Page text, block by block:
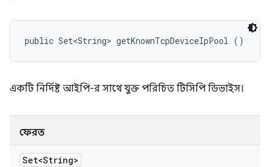
public Set<String> getKnownTcpDeviceIpPool ()
একটি নির্দিষ্ট আইপি-র সাথে যুক্ত পরিচিত টিসিপি ডিভাইস।
ফেরত
Set<String>